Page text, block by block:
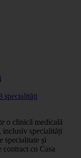
specialități
o clinică medicală
inclusiv specialități
specialitate și
cu Casa